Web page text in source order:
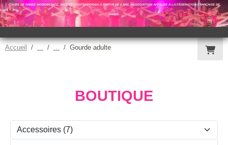
COURS DE DANSE MODERN'JAZZ, JAZZ ET CONTEMPORAIN À PARTIR DE 2 ANS. ASSOCIATION AFFILIÉE À LA FÉDÉRATION FRANÇAISE DE
DANSE.
Accueil Gourde adulte
BOUTIQUE